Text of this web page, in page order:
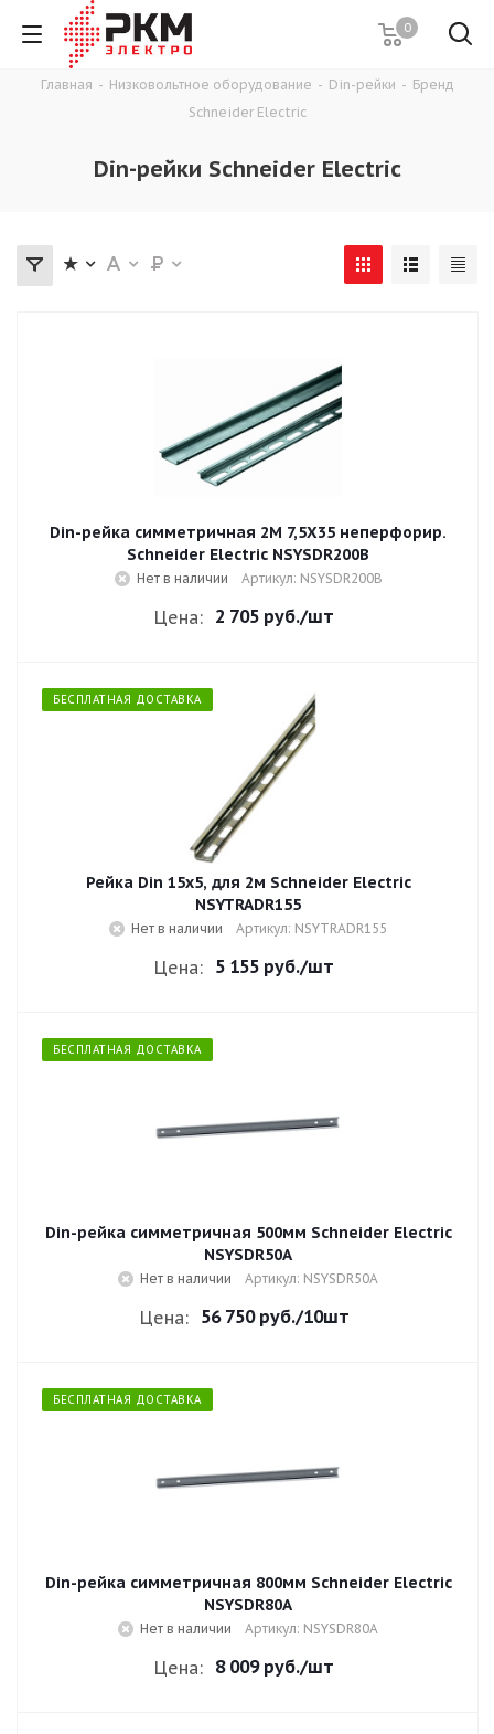
0
Главная - Низковольтное оборудование - Din-рейки - Бренд
Schneider Electric
Din-рейки Schneider Electric
Din-рейка симметричная 2М 7,5Х35 неперфорир.
Schneider Electric NSYSDR200B
Нет в наличии Артикул: NSYSDR200B
Цена: 2 705 руб./шт
БЕСПЛАТНАЯ ДОСТАВКА
Рейка Din 15х5, для 2м Schneider Electric
NSYTRADR155
Нет в наличии Артикул: NSYTRADR155
Цена: 5 155 руб./шт
БЕСПЛАТНАЯ ДОСТАВКА
Din-рейка симметричная 500мм Schneider Electric
NSYSDR50A
Нет в наличии Артикул: NSYSDR50A
Цена: 56 750 руб./10шт
БЕСПЛАТНАЯ ДОСТАВКА
Din-рейка симметричная 800мм Schneider Electric
NSYSDR80A
Нет в наличии Артикул: NSYSDR80A
Цена: 8 009 руб./шт